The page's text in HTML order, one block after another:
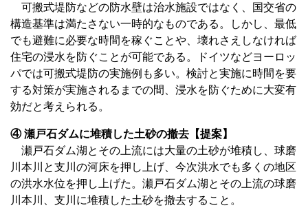
可搬式堤防などの防水壁は治水施設ではなく、国交省の
構造基準は満たさない一時的なものである。しかし、最低
でも避難に必要な時間を稼ぐことや、壊れさえしなければ
住宅の浸水を防ぐことが可能である。ドイツなどヨーロッ
パでは可搬式堤防の実施例も多い。検討と実施に時間を要
する対策が実施されるまでの間、浸水を防ぐために大変有
効だと考えられる。
④ 瀬戸石ダムに堆積した土砂の撤去【提案】
瀬戸石ダム湖とその上流には大量の土砂が堆積し、球磨
川本川と支川の河床を押し上げ、今次洪水でも多くの地区
の洪水水位を押し上げた。瀬戸石ダム湖とその上流の球磨
川本川、支川に堆積した土砂を撤去すること。